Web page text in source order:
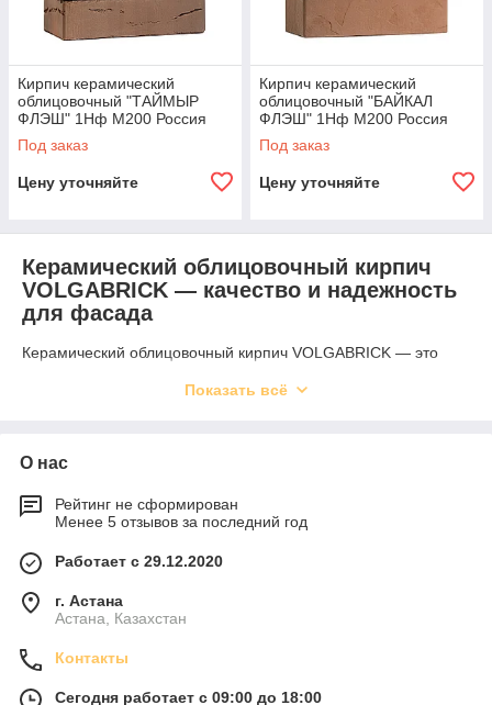
Кирпич керамический
облицовочный "ТАЙМЫР
ФЛЭШ" 1Нф М200 Россия
Под заказ
Цену уточняйте
Кирпич керамический
облицовочный "БАЙКАЛ
ФЛЭШ" 1Нф М200 Россия
Под заказ
Цену уточняйте
Керамический облицовочный кирпич
VOLGABRICK — качество и надежность
для фасада
Керамический облицовочный кирпич VOLGABRICK — это
для наружной и внутренней отделки зданий. Он сочетает в
производится по современным технологиям из экологически
Благодаря высокотемпературному обжигу и строгому
контролю на каждом этапе производства,
кирпич
насыщенным цветом и устойчивостью к воздействию
внешней среды. Он не выгорает на солнце, не впитывает
влагу и устойчив к перепадам температур, что делает его
также можно найти альтернативные решения, например
материалы
дизайн и надежность.
Показать всё
О нас
Рейтинг не сформирован
Менее 5 отзывов за последний год
Работает с 29.12.2020
г. Астана
Астана, Казахстан
Контакты
Сегодня работает с 09:00 до 18:00